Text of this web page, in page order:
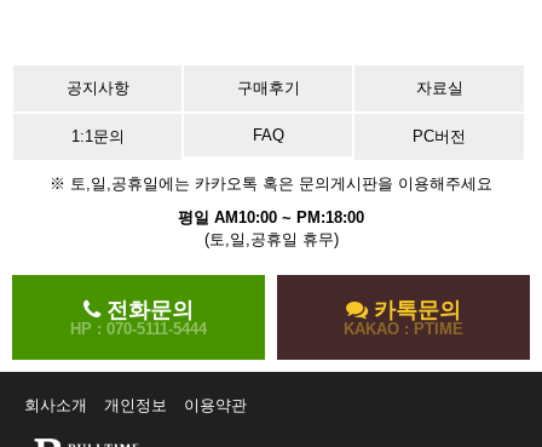
공지사항 구매후기 자료실
1:1문의 FAQ PC버전
※ 토,일,공휴일에는 카카오톡 혹은 문의게시판을 이용해주세요
평일 AM10:00 ~ PM:18:00
(토,일,공휴일 휴무)
전화문의
HP : 070-5111-5444
카톡문의
KAKAO : PTIME
회사소개 개인정보 이용약관